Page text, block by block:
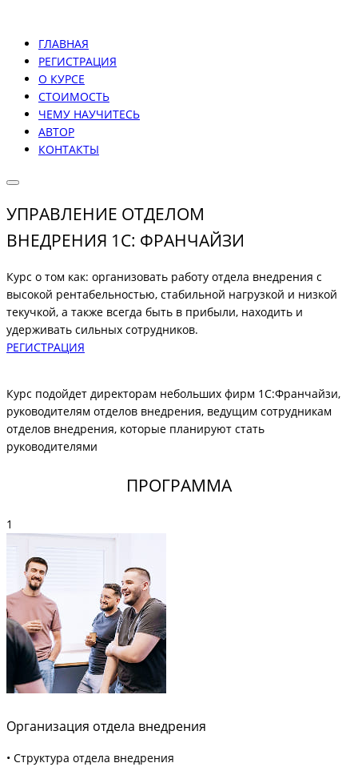
ГЛАВНАЯ
РЕГИСТРАЦИЯ
О КУРСЕ
СТОИМОСТЬ
ЧЕМУ НАУЧИТЕСЬ
АВТОР
КОНТАКТЫ
УПРАВЛЕНИЕ ОТДЕЛОМ
ВНЕДРЕНИЯ 1С: ФРАНЧАЙЗИ
Курс о том как: организовать работу отдела внедрения с
высокой рентабельностью, стабильной нагрузкой и низкой
текучкой, а также всегда быть в прибыли, находить и
удерживать сильных сотрудников.
РЕГИСТРАЦИЯ
Курс подойдет директорам небольших фирм 1С:Франчайзи,
руководителям отделов внедрения, ведущим сотрудникам
отделов внедрения, которые планируют стать
руководителями
ПРОГРАММА
1
Организация отдела внедрения
• Структура отдела внедрения